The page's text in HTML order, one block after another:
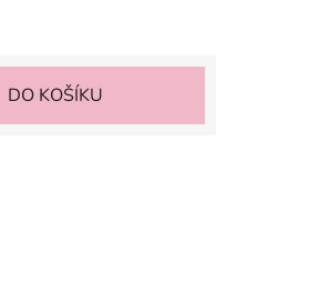
DO KOŠÍKU